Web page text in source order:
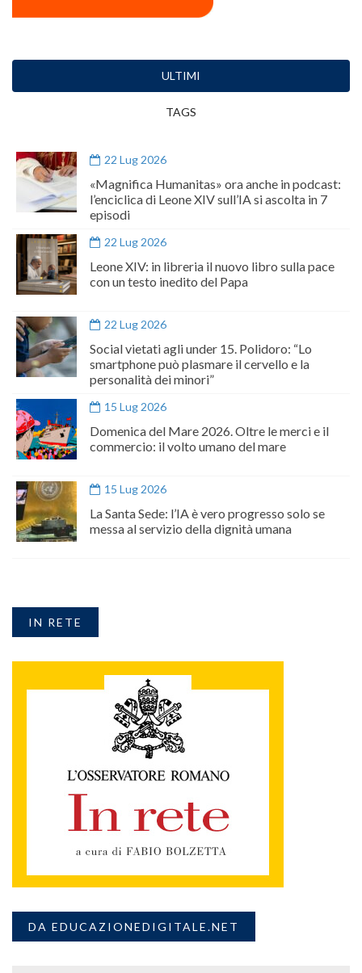
ULTIMI
TAGS
22 Lug 2026
«Magnifica Humanitas» ora anche in podcast:
l’enciclica di Leone XIV sull’IA si ascolta in 7
episodi
22 Lug 2026
Leone XIV: in libreria il nuovo libro sulla pace
con un testo inedito del Papa
22 Lug 2026
Social vietati agli under 15. Polidoro: “Lo
smartphone può plasmare il cervello e la
personalità dei minori”
15 Lug 2026
Domenica del Mare 2026. Oltre le merci e il
commercio: il volto umano del mare
15 Lug 2026
La Santa Sede: l’IA è vero progresso solo se
messa al servizio della dignità umana
IN RETE
DA EDUCAZIONEDIGITALE.NET